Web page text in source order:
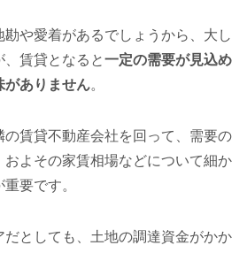
勘や愛着があるでしょうから、大し
賃貸となると一定の需要が見込め
がありません。
の賃貸不動産会社を回って、需要の
よその家賃相場などについて細か
要です。
だとしても、土地の調達資金がかか